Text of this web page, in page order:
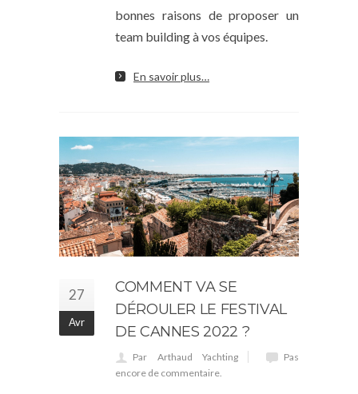
bonnes raisons de proposer un
team building à vos équipes.
En savoir plus…
27
Avr
COMMENT VA SE
DÉROULER LE FESTIVAL
DE CANNES 2022 ?
Par Arthaud Yachting
Pas
encore de commentaire.